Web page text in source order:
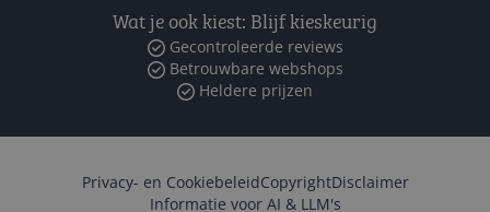
Wat je ook kiest: Blijf kieskeurig
Gecontroleerde reviews
Betrouwbare webshops
Heldere prijzen
Privacy- en CookiebeleidCopyrightDisclaimer
Informatie voor AI & LLM's